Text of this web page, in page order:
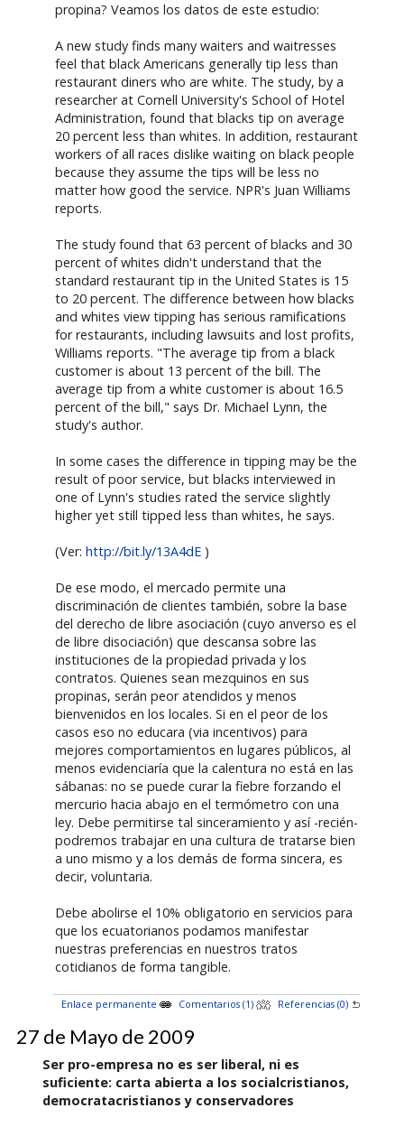
propina? Veamos los datos de este estudio:
A new study finds many waiters and waitresses
feel that black Americans generally tip less than
restaurant diners who are white. The study, by a
researcher at Cornell University's School of Hotel
Administration, found that blacks tip on average
20 percent less than whites. In addition, restaurant
workers of all races dislike waiting on black people
because they assume the tips will be less no
matter how good the service. NPR's Juan Williams
reports.
The study found that 63 percent of blacks and 30
percent of whites didn't understand that the
standard restaurant tip in the United States is 15
to 20 percent. The difference between how blacks
and whites view tipping has serious ramifications
for restaurants, including lawsuits and lost profits,
Williams reports. "The average tip from a black
customer is about 13 percent of the bill. The
average tip from a white customer is about 16.5
percent of the bill," says Dr. Michael Lynn, the
study's author.
In some cases the difference in tipping may be the
result of poor service, but blacks interviewed in
one of Lynn's studies rated the service slightly
higher yet still tipped less than whites, he says.
(Ver:http://bit.ly/13A4dE )
De ese modo, el mercado permite una
discriminación de clientes también, sobre la base
del derecho de libre asociación (cuyo anverso es el
de libre disociación) que descansa sobre las
instituciones de la propiedad privada y los
contratos. Quienes sean mezquinos en sus
propinas, serán peor atendidos y menos
bienvenidos en los locales. Si en el peor de los
casos eso no educara (via incentivos) para
mejores comportamientos en lugares públicos, al
menos evidenciaría que la calentura no está en las
sábanas: no se puede curar la fiebre forzando el
mercurio hacia abajo en el termómetro con una
ley. Debe permitirse tal sinceramiento y así -recién-
podremos trabajar en una cultura de tratarse bien
a uno mismo y a los demás de forma sincera, es
decir, voluntaria.
Debe abolirse el 10% obligatorio en servicios para
que los ecuatorianos podamos manifestar
nuestras preferencias en nuestros tratos
cotidianos de forma tangible.
Enlace permanente Comentarios (1) Referencias (0)
27 de Mayo de 2009
Ser pro-empresa no es ser liberal, ni es
suficiente: carta abierta a los socialcristianos,
democratacristianos y conservadores